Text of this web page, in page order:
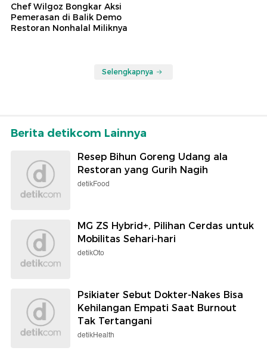
Chef Wilgoz Bongkar Aksi
Pemerasan di Balik Demo
Restoran Nonhalal Miliknya
Selengkapnya
Berita detikcom Lainnya
Resep Bihun Goreng Udang ala
Restoran yang Gurih Nagih
detikFood
MG ZS Hybrid+, Pilihan Cerdas untuk
Mobilitas Sehari-hari
detikOto
Psikiater Sebut Dokter-Nakes Bisa
Kehilangan Empati Saat Burnout
Tak Tertangani
detikHealth